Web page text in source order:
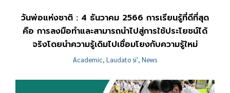
วันพ่อแห่งชาติ : 4 ธันวาคม 2566 ​การเรียนรู้ที่ดีที่สุด
คือ การลงมือทำและสามารถนำไปสู่การใช้ประโยชน์ได้
จริงโดยนำความรู้เดิมไปเชื่อมโยงกับความรู้ใหม่
Academic, Laudato si', News